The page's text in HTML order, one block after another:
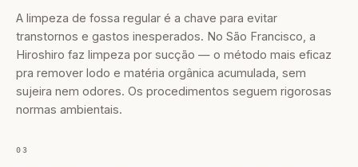
A limpeza de fossa regular é a chave para evitar
transtornos e gastos inesperados. No São Francisco, a
Hiroshiro faz limpeza por sucção — o método mais eficaz
pra remover lodo e matéria orgânica acumulada, sem
sujeira nem odores. Os procedimentos seguem rigorosas
normas ambientais.
03